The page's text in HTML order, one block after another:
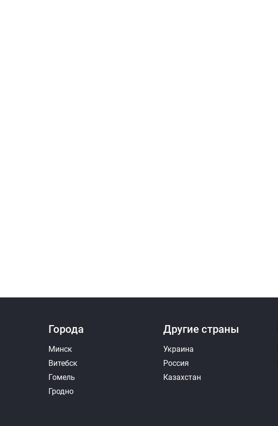
Города
Минск
Витебск
Гомель
Гродно
Другие страны
Украина
Россия
Казахстан